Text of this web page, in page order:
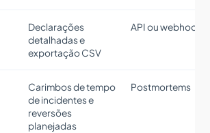
Declarações
detalhadas e
exportação CSV
API ou webhooks
Carimbos de tempo
de incidentes e
reversões
planejadas
Postmortems